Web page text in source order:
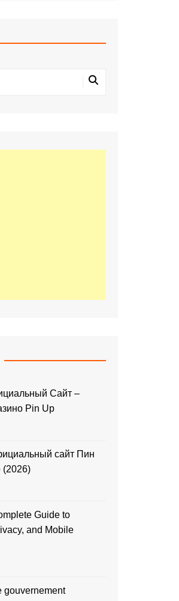
Сайт –
Pin Up
сайт Пин
(2026)
Guide to
and Mobile
gouvernement